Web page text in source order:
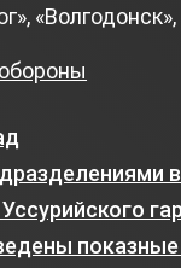
показные